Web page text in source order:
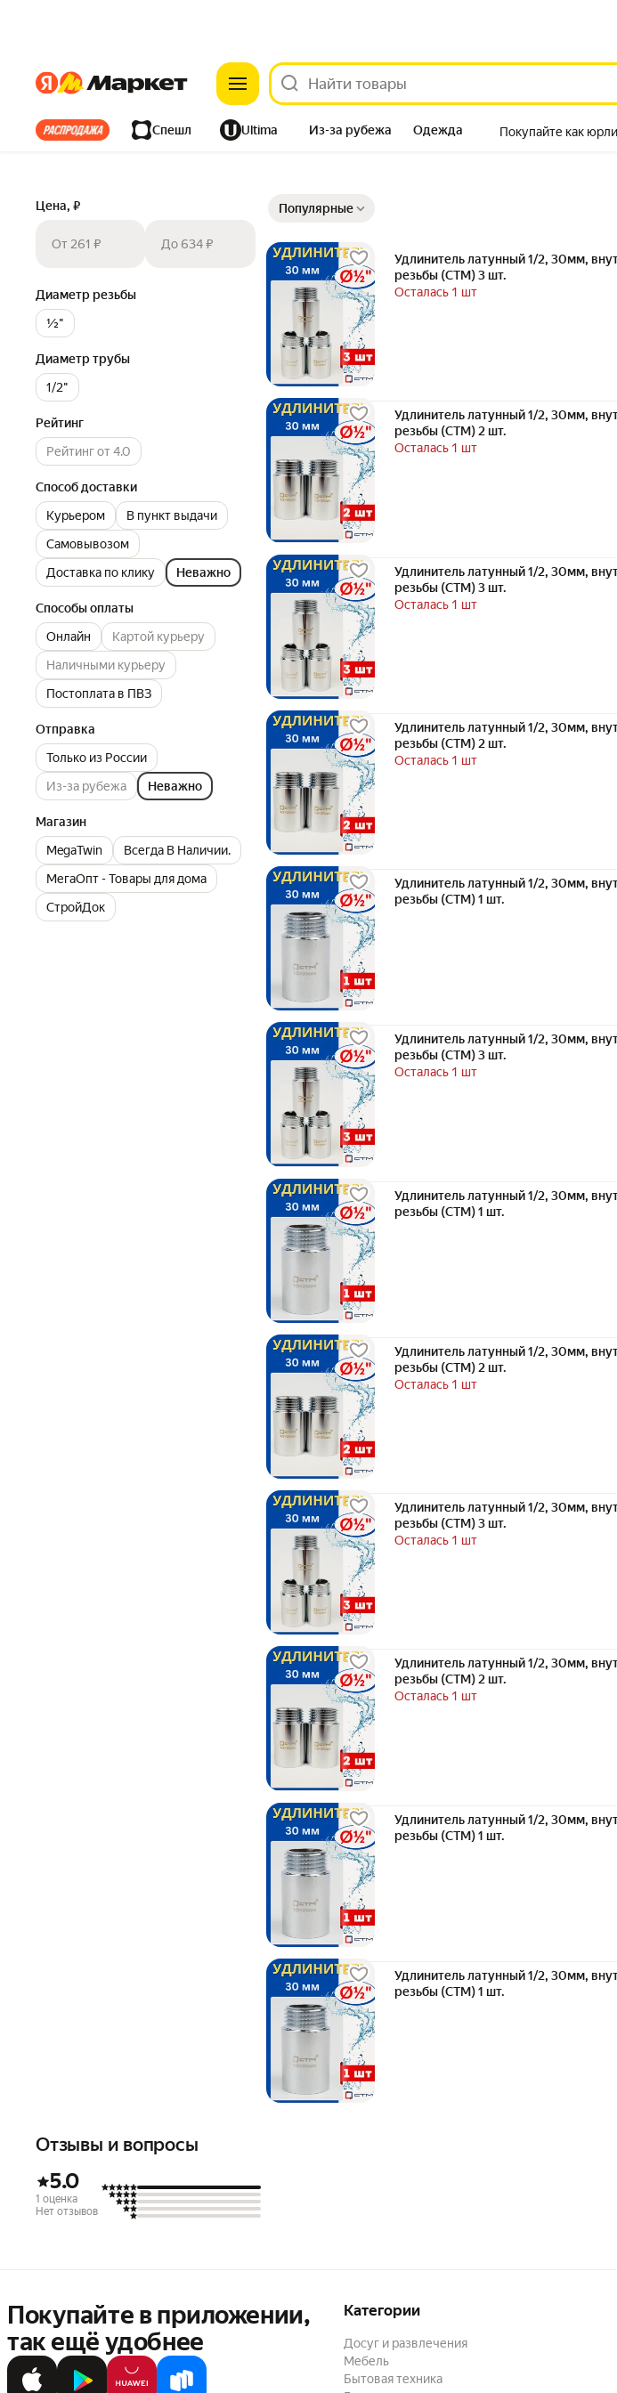
ЯндексЯндекс
Все хиты Спешл Ultima Из-за рубежа Одежда Покупайте как
Цена, ₽
От 261 ₽ До 634 ₽
Диаметр резьбы
½"
Диаметр трубы
1/2"
Рейтинг
Рейтинг от 4.0
Способ доставки
Курьером
В пункт выдачи
Самовывозом
Доставка по клику
Неважно
Способы оплаты
Онлайн
Картой курьеру
Наличными курьеру
Постоплата в ПВЗ
Отправка
Только из России
Из-за рубежа
Неважно
Магазин
MegaTwin
Всегда В Наличии.
МегаОпт - Товары для дома
СтройДок
Популярные
Удлинитель латунный 1/2, 30мм,
резьбы (СТМ) 3 шт.
Осталась 1 шт
Удлинитель латунный 1/2, 30мм,
резьбы (СТМ) 2 шт.
Осталась 1 шт
Удлинитель латунный 1/2, 30мм,
резьбы (СТМ) 3 шт.
Осталась 1 шт
Удлинитель латунный 1/2, 30мм,
резьбы (СТМ) 2 шт.
Осталась 1 шт
Удлинитель латунный 1/2, 30мм,
резьбы (СТМ) 1 шт.
Удлинитель латунный 1/2, 30мм,
резьбы (СТМ) 3 шт.
Осталась 1 шт
Удлинитель латунный 1/2, 30мм,
резьбы (СТМ) 1 шт.
Удлинитель латунный 1/2, 30мм,
резьбы (СТМ) 2 шт.
Осталась 1 шт
Удлинитель латунный 1/2, 30мм,
резьбы (СТМ) 3 шт.
Осталась 1 шт
Удлинитель латунный 1/2, 30мм,
резьбы (СТМ) 2 шт.
Осталась 1 шт
Удлинитель латунный 1/2, 30мм,
резьбы (СТМ) 1 шт.
Удлинитель латунный 1/2, 30мм,
резьбы (СТМ) 1 шт.
Отзывы и вопросы
5.0
1 оценка
Нет отзывов
Покупайте в приложении,
так ещё удобнее
Категории
Досуг и развлечения
Мебель
Бытовая техника